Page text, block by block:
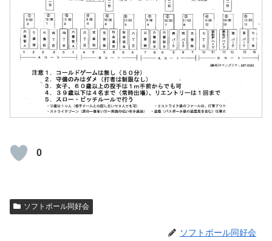
0
ソフトボール同好会
ソフトボール同好会